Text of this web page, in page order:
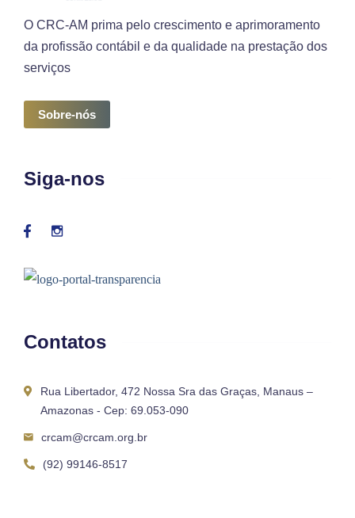
O CRC-AM prima pelo crescimento e aprimoramento
da profissão contábil e da qualidade na prestação dos
serviços
Sobre-nós
Siga-nos
Contatos
Rua Libertador, 472 Nossa Sra das Graças, Manaus –
Amazonas - Cep: 69.053-090
crcam@crcam.org.br
(92) 99146-8517